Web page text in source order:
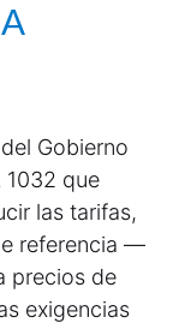
Gobierno
1032 que
las tarifas,
referencia —
precios de
exigencias